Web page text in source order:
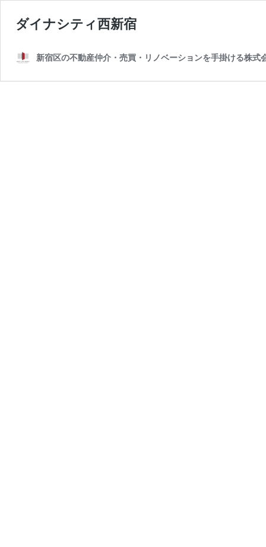
ダイナシティ西新宿
新宿区の不動産仲介・売買・リノベーションを手掛ける株式